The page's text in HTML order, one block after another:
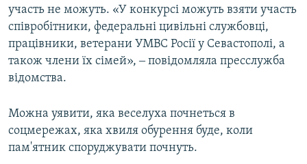
участь не можуть. «У конкурсі можуть взяти участь
співробітники, федеральні цивільні службовці,
працівники, ветерани УМВС Росії у Севастополі, а
також члени їх сімей», ‒ повідомляла пресслужба
відомства.
Можна уявити, яка веселуха почнеться в
соцмережах, яка хвиля обурення буде, коли
пам'ятник споруджувати почнуть.